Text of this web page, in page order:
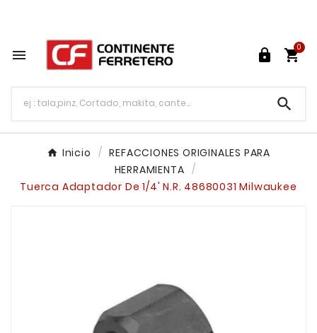
  
0

Inicio
REFACCIONES ORIGINALES PARA
HERRAMIENTA
Tuerca Adaptador De 1/4' N.R. 48680031 Milwaukee